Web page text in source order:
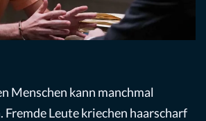
Menschen kann manchmal
Leute kriechen haarscharf